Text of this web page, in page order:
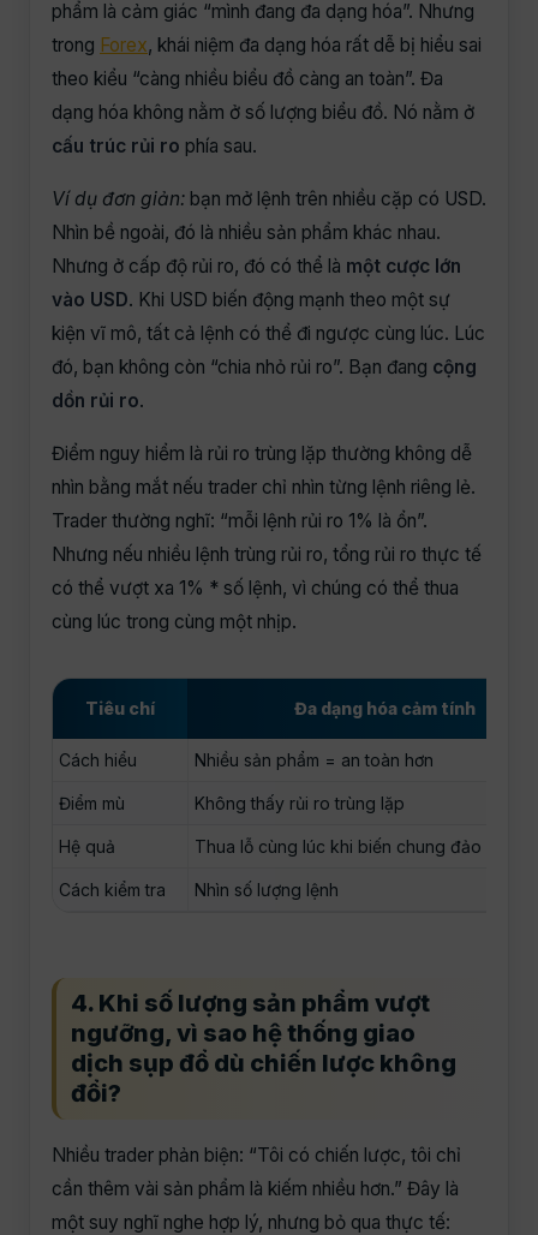
phẩm là cảm giác “mình đang đa dạng hóa”. Nhưng
trong Forex, khái niệm đa dạng hóa rất dễ bị hiểu sai
theo kiểu “càng nhiều biểu đồ càng an toàn”. Đa
dạng hóa không nằm ở số lượng biểu đồ. Nó nằm ở
cấu trúc rủi ro phía sau.
Ví dụ đơn giản: bạn mở lệnh trên nhiều cặp có USD.
Nhìn bề ngoài, đó là nhiều sản phẩm khác nhau.
Nhưng ở cấp độ rủi ro, đó có thể là một cược lớn
vào USD. Khi USD biến động mạnh theo một sự
kiện vĩ mô, tất cả lệnh có thể đi ngược cùng lúc. Lúc
đó, bạn không còn “chia nhỏ rủi ro”. Bạn đang cộng
dồn rủi ro.
Điểm nguy hiểm là rủi ro trùng lặp thường không dễ
nhìn bằng mắt nếu trader chỉ nhìn từng lệnh riêng lẻ.
Trader thường nghĩ: “mỗi lệnh rủi ro 1% là ổn”.
Nhưng nếu nhiều lệnh trùng rủi ro, tổng rủi ro thực tế
có thể vượt xa 1% * số lệnh, vì chúng có thể thua
cùng lúc trong cùng một nhịp.
Tiêu chí Đa dạng hóa cảm tính
Cách hiểu Nhiều sản phẩm = an toàn hơn
Điểm mù Không thấy rủi ro trùng lặp
Hệ quả Thua lỗ cùng lúc khi biến chung đảo chiều
Cách kiểm tra Nhìn số lượng lệnh
4. Khi số lượng sản phẩm vượt
ngưỡng, vì sao hệ thống giao
dịch sụp đổ dù chiến lược không
đổi?
Nhiều trader phản biện: “Tôi có chiến lược, tôi chỉ
cần thêm vài sản phẩm là kiếm nhiều hơn.” Đây là
một suy nghĩ nghe hợp lý, nhưng bỏ qua thực tế: